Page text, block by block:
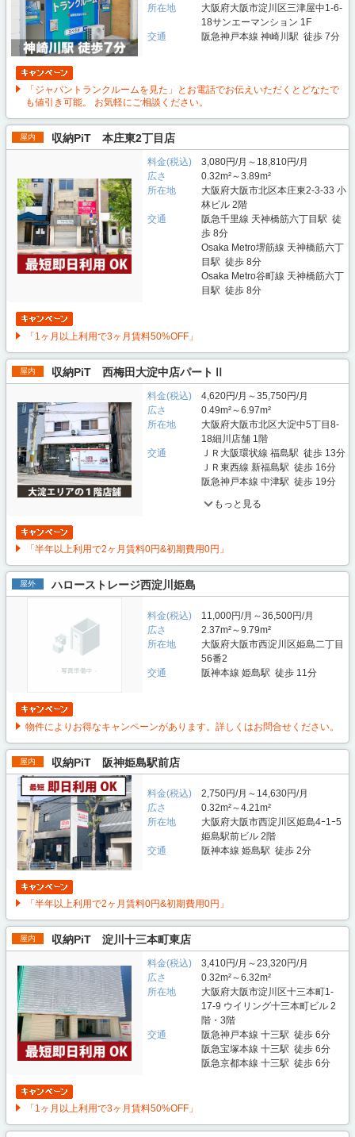
所在地
大阪府大阪市淀川区三津屋中1-6-
18サンエーマンション 1F
交通
阪急神戸本線 神崎川駅 徒歩 7分
「ジャパントランクルームを見た」とお電話でお伝えいただくとどなたで
も値引き可能。 お気軽にご相談ください。
屋内 収納PiT 本庄東2丁目店
料金(税込)
3,080円/月～18,810円/月
広さ
0.32m²～3.89m²
所在地
大阪府大阪市北区本庄東2-3-33 小
林ビル 2階
交通
阪急千里線 天神橋筋六丁目駅 徒
歩 8分
Osaka Metro堺筋線 天神橋筋六丁
目駅 徒歩 8分
Osaka Metro谷町線 天神橋筋六丁
目駅 徒歩 8分
「1ヶ月以上利用で3ヶ月賃料50%OFF」
屋内 収納PiT 西梅田大淀中店パートⅡ
料金(税込)
4,620円/月～35,750円/月
広さ
0.49m²～6.97m²
所在地
大阪府大阪市北区大淀中5丁目8-
18細川店舗 1階
交通
ＪＲ大阪環状線 福島駅 徒歩 13分
ＪＲ東西線 新福島駅 徒歩 16分
阪急神戸本線 中津駅 徒歩 19分
もっと見る
「半年以上利用で2ヶ月賃料0円&初期費用0円」
屋外 ハローストレージ西淀川姫島
料金(税込)
11,000円/月～36,500円/月
広さ
2.37m²～9.79m²
所在地
大阪府大阪市西淀川区姫島二丁目
56番2
交通
阪神本線 姫島駅 徒歩 11分
物件によりお得なキャンペーンがあります。詳しくはお問合せください。
屋内 収納PiT 阪神姫島駅前店
料金(税込)
2,750円/月～14,630円/月
広さ
0.32m²～4.21m²
所在地
大阪府大阪市西淀川区姫島4ｰ1ｰ5
姫島駅前ビル 2階
交通
阪神本線 姫島駅 徒歩 2分
「半年以上利用で2ヶ月賃料0円&初期費用0円」
屋内 収納PiT 淀川十三本町東店
料金(税込)
3,410円/月～23,320円/月
広さ
0.32m²～6.32m²
所在地
大阪府大阪市淀川区十三本町1-
17-9 ウイリング十三本町ビル 2
階・3階
交通
阪急神戸本線 十三駅 徒歩 6分
阪急宝塚本線 十三駅 徒歩 6分
阪急京都本線 十三駅 徒歩 6分
「1ヶ月以上利用で3ヶ月賃料50%OFF」